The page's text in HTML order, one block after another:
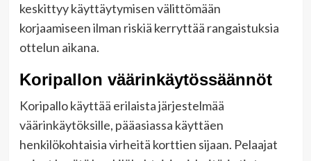
keskittyy käyttäytymisen välittömään
korjaamiseen ilman riskiä kerryttää rangaistuksia
ottelun aikana.
Koripallon väärinkäytössäännöt
Koripallo käyttää erilaista järjestelmää
väärinkäytöksille, pääasiassa käyttäen
henkilökohtaisia virheitä korttien sijaan. Pelaajat